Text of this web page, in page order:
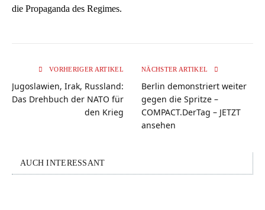
die Propaganda des Regimes.
VORHERIGER ARTIKEL
Jugoslawien, Irak, Russland:
Das Drehbuch der NATO für
den Krieg
NÄCHSTER ARTIKEL
Berlin demonstriert weiter
gegen die Spritze –
COMPACT.DerTag – JETZT
ansehen
AUCH INTERESSANT